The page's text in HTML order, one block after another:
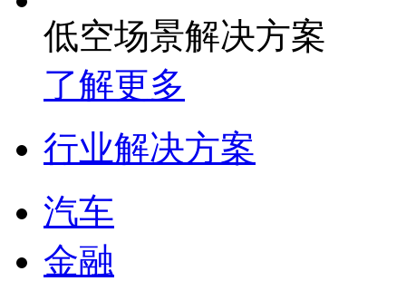
低空场景解决方案
了解更多
行业解决方案
汽车
金融